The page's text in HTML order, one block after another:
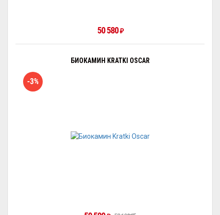
50 580₽
БИОКАМИН KRATKI OSCAR
-3%